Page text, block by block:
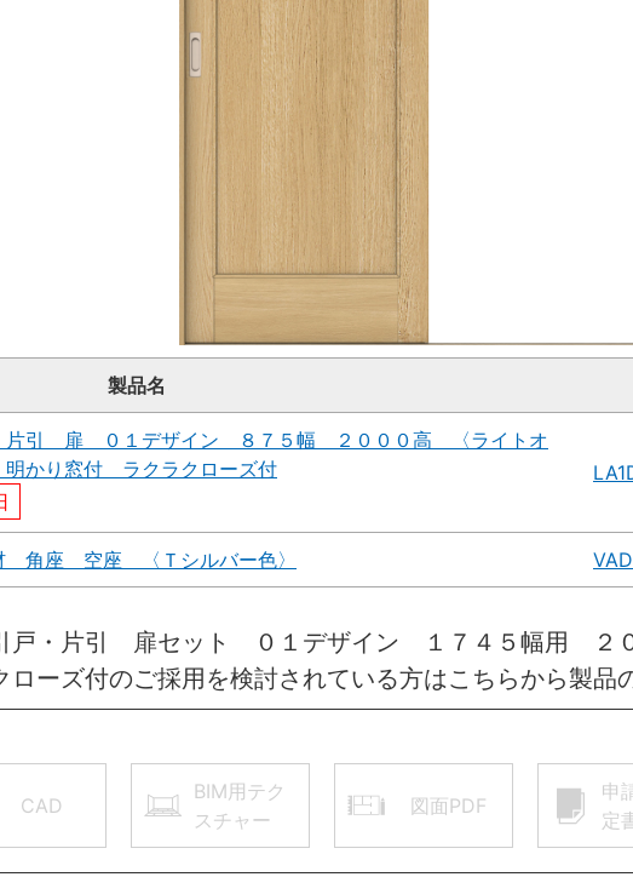
製品名
片引 扉 ０１デザイン ８７５幅 ２０００高 〈ライトオ
かり窓付 ラクラクローズ付
角座 空座 〈Ｔシルバー色〉
戸・片引 扉セット ０１デザイン １７４５幅用 ２
ズ付のご採用を検討されている方はこちらから製品
CAD
BIM用テク
スチャー
図面PDF
申
定